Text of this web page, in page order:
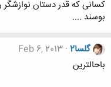
بوسند ....
گلسا2
Feb 6, 2013
باحالترین